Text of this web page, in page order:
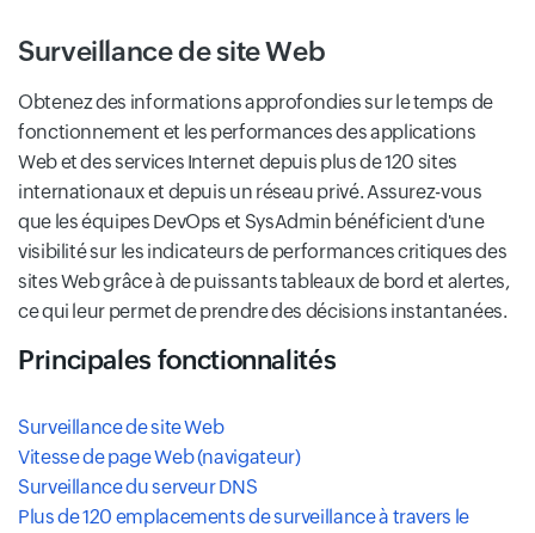
Surveillance de site Web
Obtenez des informations approfondies sur le temps de
fonctionnement et les performances des applications
Web et des services Internet depuis plus de 120 sites
internationaux et depuis un réseau privé. Assurez-vous
que les équipes DevOps et SysAdmin bénéficient d'une
visibilité sur les indicateurs de performances critiques des
sites Web grâce à de puissants tableaux de bord et alertes,
ce qui leur permet de prendre des décisions instantanées.
Principales fonctionnalités
Surveillance de site Web
Vitesse de page Web (navigateur)
Surveillance du serveur DNS
Plus de 120 emplacements de surveillance à travers le